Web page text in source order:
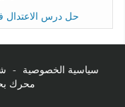
حل درس الاعتدال
سياسية الخصوصية -
محرك